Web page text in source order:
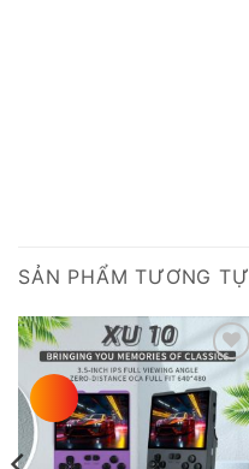
SẢN PHẨM TƯƠNG TỰ
Add to
wishlist